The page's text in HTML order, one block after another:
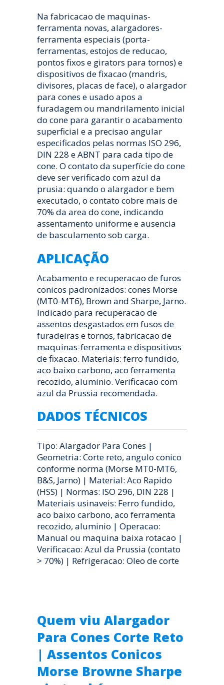
Na fabricacao de maquinas-
ferramenta novas, alargadores-
ferramenta especiais (porta-
ferramentas, estojos de reducao,
pontos fixos e girators para tornos) e
dispositivos de fixacao (mandris,
divisores, placas de face), o alargador
para cones e usado apos a
furadagem ou mandrilamento inicial
do cone para garantir o acabamento
superficial e a precisao angular
especificados pelas normas ISO 296,
DIN 228 e ABNT para cada tipo de
cone. O contato da superfície do cone
deve ser verificado com azul da
prusia: quando o alargador e bem
executado, o contato cobre mais de
70% da area do cone, indicando
assentamento uniforme e ausencia
de basculamento sob carga.
APLICAÇÃO
Acabamento e recuperacao de furos
conicos padronizados: cones Morse
(MT0-MT6), Brown and Sharpe, Jarno.
Indicado para recuperacao de
assentos desgastados em fusos de
furadeiras e tornos, fabricacao de
maquinas-ferramenta e dispositivos
de fixacao. Materiais: ferro fundido,
aco baixo carbono, aco ferramenta
recozido, aluminio. Verificacao com
azul da Prussia recomendada.
DADOS TÉCNICOS
Tipo: Alargador Para Cones |
Geometria: Corte reto, angulo conico
conforme norma (Morse MT0-MT6,
B&S, Jarno) | Material: Aco Rapido
(HSS) | Normas: ISO 296, DIN 228 |
Materiais usinaveis: Ferro fundido,
aco baixo carbono, aco ferramenta
recozido, aluminio | Operacao:
Manual ou maquina baixa rotacao |
Verificacao: Azul da Prussia (contato
> 70%) | Refrigeracao: Oleo de corte
Quem viu Alargador
Para Cones Corte Reto
| Assentos Conicos
Morse Browne Sharpe